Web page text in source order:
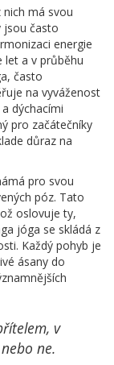
nich má svou
jsou často
energie
let a v průběhu
často
na vyváženost
dýchacími
pro začátečníky
důraz na
pro svou
póz. Tato
oslovuje ty,
jóga se skládá z
Každý pohyb je
ásany do
v
ne.